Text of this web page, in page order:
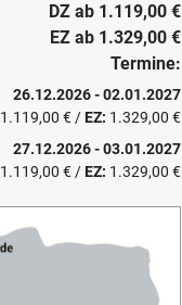
DZ ab 1.119,00 €
EZ ab 1.329,00 €
Termine:
26.12.2026 - 02.01.2027
1.119,00 € / EZ: 1.329,00 €
27.12.2026 - 03.01.2027
1.119,00 € / EZ: 1.329,00 €